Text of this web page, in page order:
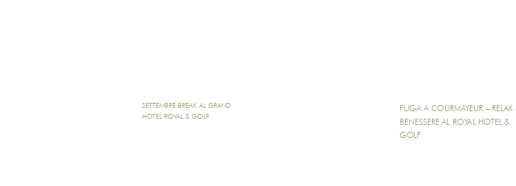
SETTEMBRE BREAK AL GRAND
HOTEL ROYAL & GOLF
FUGA A COURMAYEUR – RELAX
BENESSERE AL ROYAL HOTEL &
GOLF